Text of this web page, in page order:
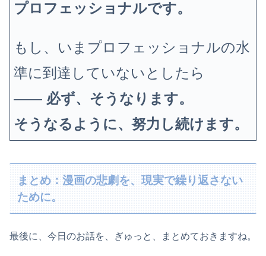
プロフェッショナルです。
もし、いまプロフェッショナルの水
準に到達していないとしたら
—— 必ず、そうなります。
そうなるように、努力し続けます。
まとめ：漫画の悲劇を、現実で繰り返さない
ために。
最後に、今日のお話を、ぎゅっと、まとめておきますね。